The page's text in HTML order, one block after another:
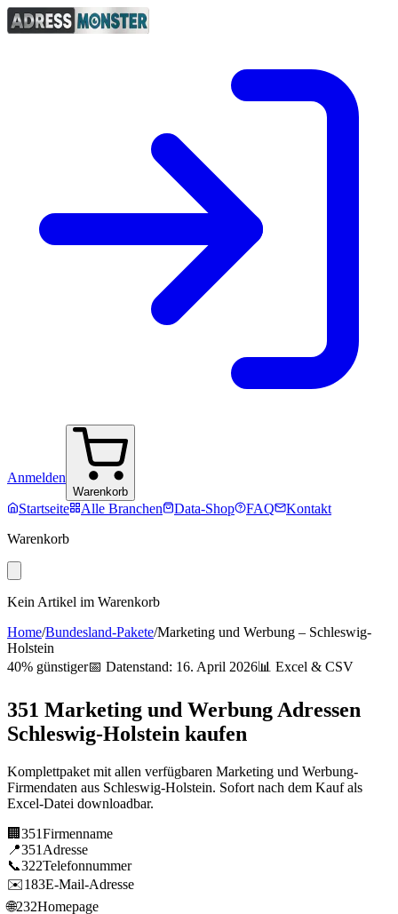
Anmelden
Warenkorb
Startseite Alle Branchen Data-Shop FAQ
Kontakt
Warenkorb
Kein Artikel im Warenkorb
Home/Bundesland-Pakete/Marketing und Werbung – Schleswig-
Holstein
40% günstiger📅 Datenstand: 16. April 2026📊 Excel & CSV
351 Marketing und Werbung Adressen
Schleswig-Holstein kaufen
Komplettpaket mit allen verfügbaren Marketing und Werbung-
Firmendaten aus Schleswig-Holstein. Sofort nach dem Kauf als
Excel-Datei downloadbar.
🏢 351Firmenname
📍351 Adresse
📞322Telefonnummer
✉️183E-Mail-Adresse
🌐232Homepage